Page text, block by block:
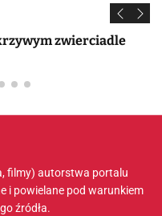
zwierciadle
filmy) autorstwa portalu
i powielane pod warunkiem
źródła.